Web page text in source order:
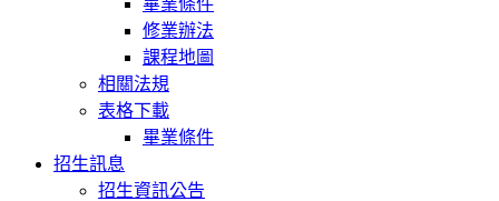
修業辦法
課程地圖
相關法規
表格下載
畢業條件
招生訊息
招生資訊公告